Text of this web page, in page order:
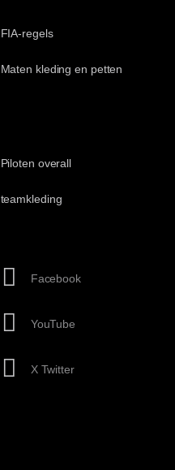
FIA-regels
Maten kleding en petten
Piloten overall
teamkleding
Facebook
YouTube
X Twitter